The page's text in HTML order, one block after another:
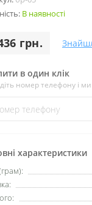
В наявності
грн.
в один клік
номер телефону і
характеристики